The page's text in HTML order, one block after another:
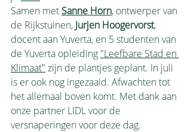
Samen met Sanne Horn, ontwerper van
de Rijkstuinen, Jurjen Hoogervorst,
docent aan Yuverta, en 5 studenten van
de Yuverta opleiding "Leefbare Stad en
Klimaat" zijn de plantjes geplant. In juli
is er ook nog ingezaaid. Afwachten tot
het allemaal boven komt. Met dank aan
onze partner LIDL voor de
versnaperingen voor deze dag.